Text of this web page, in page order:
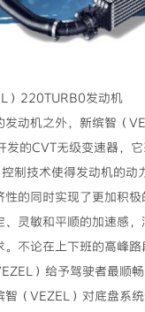
）220TURB0发动机
发动机之外，新缤智（
发的CVT无级变速器，
制技术使得发动机的动
性的同时实现了更加积
、灵敏和平顺的加速感
。不论在上下班的高峰
）给予驾驶者最顺畅
智（VEZEL）对底盘系